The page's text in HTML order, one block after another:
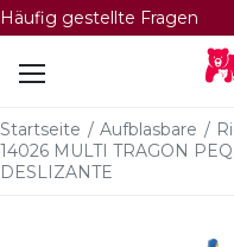
Häufig gestellte Fragen
Startseite / Aufblasbare /
14026 MULTI TRAGON
DESLIZANTE